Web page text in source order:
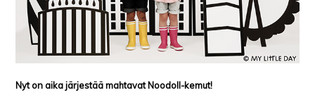
Nyt on aika järjestää mahtavat Noodoll-kemut!